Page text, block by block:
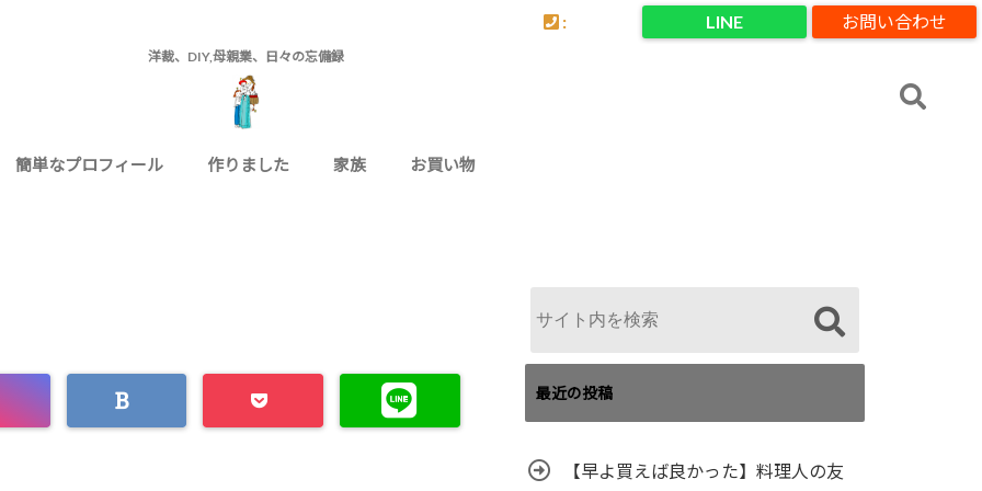
お問い合わせ
LINE
:
洋裁、DIY,母親業、日々の忘備録
簡単なプロフィール 作りました 家族 お買い物
最近の投稿
【早よ買えば良かった】料理人の友